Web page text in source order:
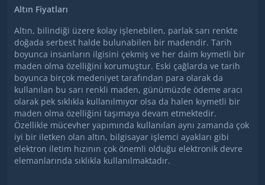
Altın Fiyatları
Altın, bilindiği üzere kolay işlenebilen, parlak sarı renkte
doğada serbest halde bulunabilen bir madendir. Tarih
boyunca insanların ilgisini çekmiş ve her daim kıymetli bir
maden olma özelliğini korumuştur. Eski çağlarda ve tarih
boyunca birçok medeniyet tarafından para olarak da
kullanılan bu sarı renkli maden, günümüzde ödeme aracı
olarak pek sıklıkla kullanılmıyor olsa da halen kıymetli bir
maden olma özelliğini taşımaya devam etmektedir.
Özellikle mücevher yapımında kullanılan aynı zamanda çok
iyi bir iletken olan altın, bilgisayar işlemci ayakları gibi
elektron iletim hızının çok önemli olduğu elektronik devre
elemanlarında sıklıkla kullanılmaktadır.